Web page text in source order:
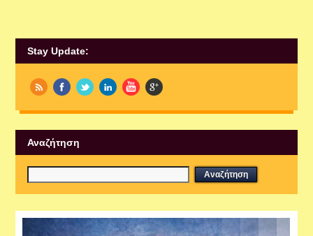
Stay Update:
Αναζήτηση
Εργαστήρια